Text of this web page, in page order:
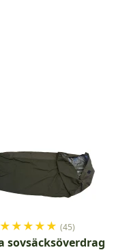
★★★★★ (45)
sovsäcksöverdrag